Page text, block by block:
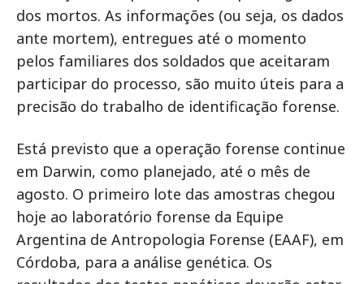
dos mortos. As informações (ou seja, os dados
ante mortem), entregues até o momento
pelos familiares dos soldados que aceitaram
participar do processo, são muito úteis para a
precisão do trabalho de identificação forense.
Está previsto que a operação forense continue
em Darwin, como planejado, até o mês de
agosto. O primeiro lote das amostras chegou
hoje ao laboratório forense da Equipe
Argentina de Antropologia Forense (EAAF), em
Córdoba, para a análise genética. Os